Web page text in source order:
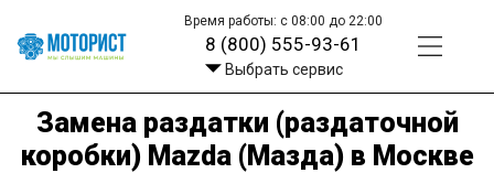
Время работы: с 08:00 до 22:00
8 (800) 555-93-61
Выбрать сервис
Замена раздатки (раздаточной
коробки) Mazda (Мазда) в Москве